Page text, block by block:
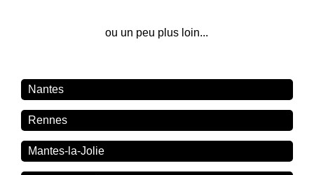
ou un peu plus loin...
Nantes
Rennes
Mantes-la-Jolie